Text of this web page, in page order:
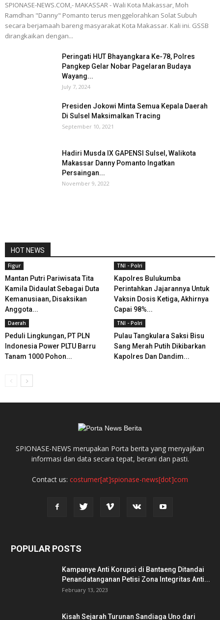
SPIONASE-NEWS.COM,- MAKASSAR - Wali Kota Makassar, Moh
Ramdhan "Danny" Pomanto terus menggelorahkan Solat Subuh
secara berjamaah bareng masyarakat Kota Makassar. Kali ini. GSSB
dirangkaikan dengan...
Peringati HUT Bhayangkara Ke-78, Polres
Pangkep Gelar Nobar Pagelaran Budaya
Wayang...
July 7, 2024
Presiden Jokowi Minta Semua Kepala Daerah
Di Sulsel Maksimalkan Tracing
September 10, 2021
Hadiri Musda IX GAPENSI Sulsel, Walikota
Makassar Danny Pomanto Ingatkan
Persaingan...
November 9, 2022
HOT NEWS
Figur
Mantan Putri Pariwisata Tita
Kamila Didaulat Sebagai Duta
Kemanusiaan, Disaksikan
Anggota...
TNI - Polri
Kapolres Bulukumba
Perintahkan Jajarannya Untuk
Vaksin Dosis Ketiga, Akhirnya
Capai 98%...
Daerah
Peduli Lingkungan, PT PLN
Indonesia Power PLTU Barru
Tanam 1000 Pohon...
TNI - Polri
Pulau Tangkulara Saksi Bisu
Sang Merah Putih Dikibarkan
Kapolres Dan Dandim...
SPIONASE-NEWS merupakan Porta berita yang menyajikan
informasi dan data secara tepat, berani dan pasti.
Contact us: costumer[at]spionase-news[dot]com
POPULAR POSTS
Kampanye Anti Korupsi di Bantaeng Ditandai
Penandatanganan Petisi Zona Integritas Anti...
February 13, 2023
Kisah Sejarah Turunan Sandiaga Uno dari